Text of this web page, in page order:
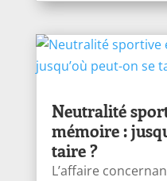
Neutralité
mémoire :
taire ?
L’affaire